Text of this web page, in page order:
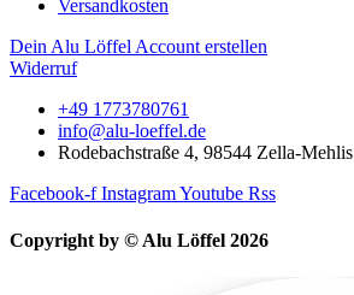
Versandkosten
Dein Alu Löffel Account erstellen
Widerruf
+49 1773780761
info@alu-loeffel.de
Rodebachstraße 4, 98544 Zella-Mehlis
Facebook-f InstagramYoutube Rss
Copyright by © Alu Löffel 2026